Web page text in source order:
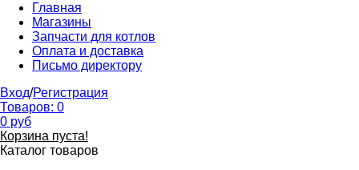
Главная
Магазины
Запчасти для котлов
Оплата и доставка
Письмо директору
Вход/Регистрация
Товаров: 0
0 руб
Корзина пуста!
Каталог товаров